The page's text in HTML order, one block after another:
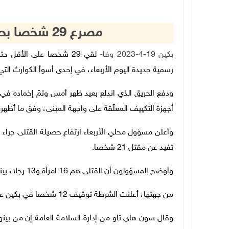
مصرع 29 شخصا بحريق مستشفى في بكين
بكين 19-4-2023 وفا-
لقي 29 شخصا على
رسمية جديدة اليوم الأربعاء، في إحدى أسوأ الكوارث
ودفع الحريق الذي اندلع بعيد ظهر أمس وتمّ إخماده
أجهزة التكييف المعلّقة على واجهة المبنى، وفق ما
تفيد عن مقتل 21 شخصا
.
وأوضح المسؤولون أن القتلى هم 16 امرأة و13 رجلا، بينما لا يزال 39 مصابا يتلقون العلاج صباح الأربعاء
من جهتها، أعلنت الشرطة توقيف 12 شخصا في بكين على خلفية الحريق
وقال سون هاي تاو من إدارة السلامة العامة إن من